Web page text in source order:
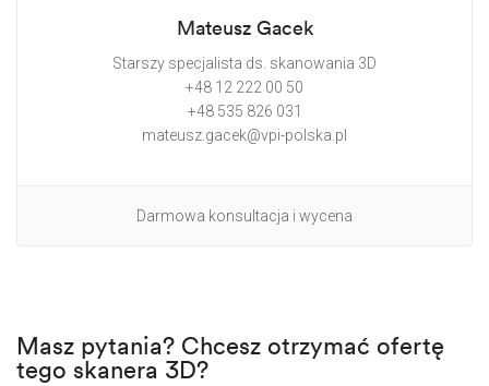
Mateusz Gacek
Starszy specjalista ds. skanowania 3D
+48 12 222 00 50
+48 535 826 031
mateusz.gacek@vpi-polska.pl
Darmowa konsultacja i wycena
Masz pytania? Chcesz otrzymać ofertę
tego skanera 3D?